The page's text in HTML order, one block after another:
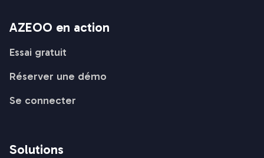
AZEOO en action
Essai gratuit
Réserver une démo
Se connecter
Solutions